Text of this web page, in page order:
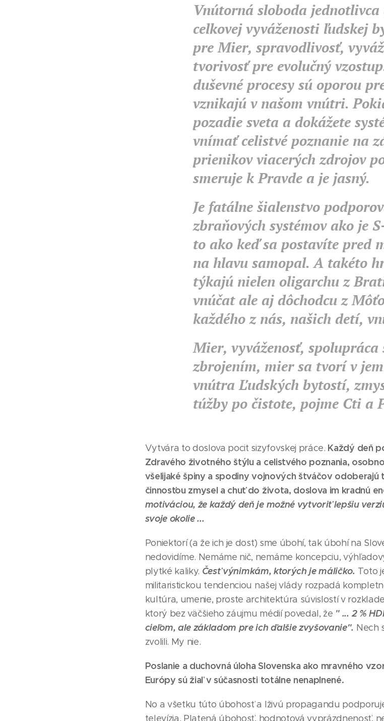
Vnútorná sloboda jednotlivca
celkovej vyváženosti ľudskej
pre Mier, spravodlivosť,
tvorivosť pre evolučný
duševné procesy sú oporou
vznikajú v našom vnútri.
pozadie sveta a dokážete
vnímať celistvé poznanie na
prienikov viacerých zdrojov
smeruje k Pravde a je jasný.
Je fatálne šialenstvo
zbraňových systémov ako je
to ako keď sa postavíte pred
na hlavu samopal. A takéto
týkajú nielen oligarchu z
vnúčat ale aj dôchodcu z
každého z nás, našich detí,
Mier, vyváženosť, spolupráca
zbrojením, mier sa tvorí v
vnútra Ľudských bytostí,
túžby po čistote, pojme Cti a
Vytvára to doslova pocit sizyfovskej práce. Každý deň
Zdravého životného štýlu a celistvého poznania,
všelijaké špiny a spodiny vojnových štváčov
činnosťou zmysel a chuť do života, doslova im kradnú
motiváciou, že každý deň je možné vytvoriť lepšiu
svoje okolie ...
Poniektorí (a že ich je dosť) sme úbohí, tak úbohí na
nedovidíme. Nemáme nič, nemáme koncepciu,
plytké kaliky. Česť výnimkám, ktorých je máličko. Toto
militaristickou tendenciou našej vlády rozpadá
kultúra, umenie, proste architektúra súvislostí v
ktorý bez väčšieho záujmu médií povedal, že " ... 2 %
cieľom, ale základom pre ich ďalšie zvyšovanie". Nech
zvolili. My nie.
Poslanie a duchovná úloha Slovenska ako mravného
Európy sú žiaľ v súčasnosti totálne nenaplnené.
No a všetku túto úbohosť a lživú propagandu
televízia. Platená úbohosť, hodnotová vyprázdnenosť,